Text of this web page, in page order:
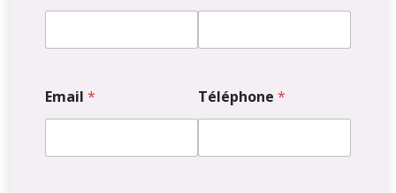
2 3 4+
m²
Email* Téléphone *